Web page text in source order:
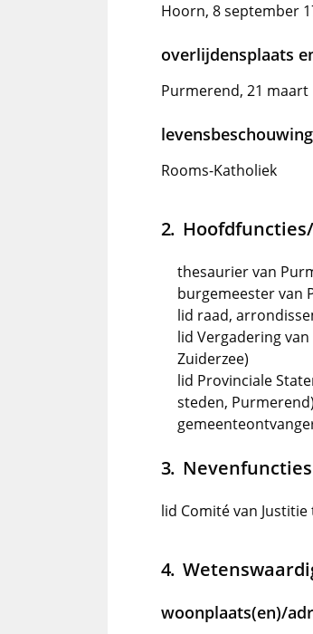
Hoorn, 8 september
overlijdensplaats
Purmerend, 21 maart
levensbeschouwing
Rooms-Katholiek
thesaurier van
burgemeester van
lid raad,
lid Vergadering
Zuiderzee)
lid Provinciale
steden, Purmerend)
Nevenfuncties
lid Comité van
woonplaats(en)/